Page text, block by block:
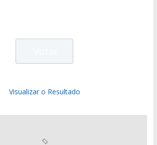
Visualizar o Resultado